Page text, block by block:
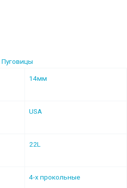
Пуговицы
14мм
USA
22L
4-х прокольные